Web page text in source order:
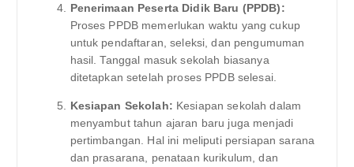
Penerimaan Peserta Didik Baru (PPDB):
Proses PPDB memerlukan waktu yang cukup
untuk pendaftaran, seleksi, dan pengumuman
hasil. Tanggal masuk sekolah biasanya
ditetapkan setelah proses PPDB selesai.
Kesiapan Sekolah: Kesiapan sekolah dalam
menyambut tahun ajaran baru juga menjadi
pertimbangan. Hal ini meliputi persiapan sarana
dan prasarana, penataan kurikulum, dan